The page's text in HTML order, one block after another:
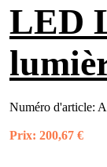
LED
Numéro d'article:
Prix: 200,67 €